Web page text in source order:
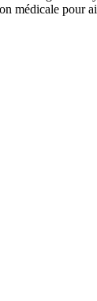
médicale pour